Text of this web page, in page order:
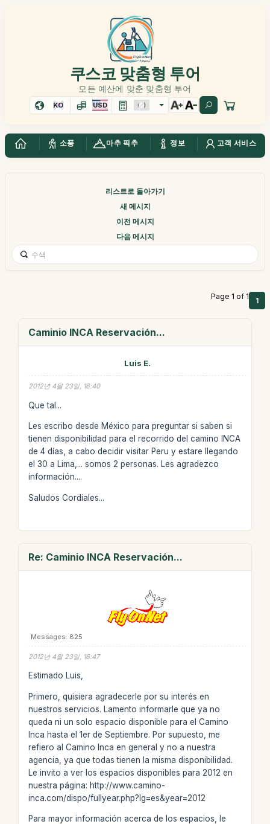
쿠스코 맞춤형 투어
모든 예산에 맞춘 맞춤형 투어
KO USD
소풍 마추 픽추 정보 고객 서비스
리스트로 돌아가기
새 메시지
이전 메시지
다음 메시지
Page 1 of 1 1
Caminio INCA Reservación...
Luis E.
2012년 4월 23일, 16:40
Que tal...
Les escribo desde México para preguntar si saben si
tienen disponibilidad para el recorrido del camino INCA
de 4 días, a cabo decidir visitar Peru y estare llegando
el 30 a Lima,... somos 2 personas. Les agradezco
información....
Saludos Cordiales...
Re: Caminio INCA Reservación...
Messages: 825
2012년 4월 23일, 16:47
Estimado Luis,
Primero, quisiera agradecerle por su interés en
nuestros servicios. Lamento informarle que ya no
queda ni un solo espacio disponible para el Camino
Inca hasta el 1er de Septiembre. Por supuesto, me
refiero al Camino Inca en general y no a nuestra
agencia, ya que todas tienen la misma disponibilidad.
Le invito a ver los espacios disponibles para 2012 en
nuestra página: http://www.camino-
inca.com/dispo/fullyear.php?lg=es&year=2012
Para mayor información acerca de los espacios, le